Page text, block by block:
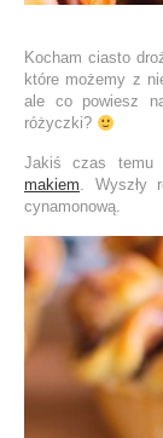
Kocham ciasto
które możemy z
ale co powiesz
różyczki?
Jakiś czas temu
makiem. Wyszły
cynamonową.